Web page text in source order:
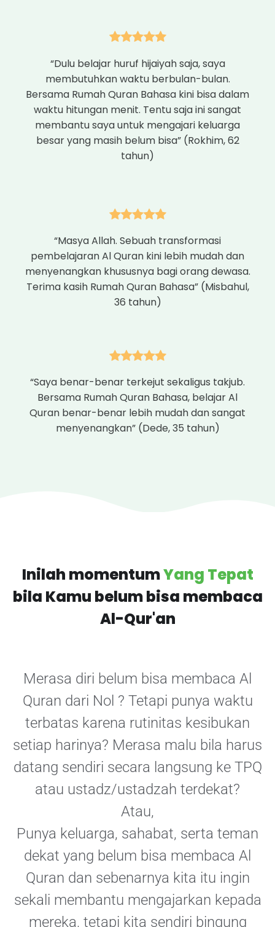
“Dulu belajar huruf hijaiyah saja, saya
membutuhkan waktu berbulan-bulan.
Bersama Rumah Quran Bahasa kini bisa dalam
waktu hitungan menit. Tentu saja ini sangat
membantu saya untuk mengajari keluarga
besar yang masih belum bisa” (Rokhim, 62
tahun)
“Masya Allah. Sebuah transformasi
pembelajaran Al Quran kini lebih mudah dan
menyenangkan khususnya bagi orang dewasa.
Terima kasih Rumah Quran Bahasa” (Misbahul,
36 tahun)
“Saya benar-benar terkejut sekaligus takjub.
Bersama Rumah Quran Bahasa, belajar Al
Quran benar-benar lebih mudah dan sangat
menyenangkan” (Dede, 35 tahun)
Inilah momentumYang Tepat
bila Kamu belum bisa membaca
Al-Qur'an
Merasa diri belum bisa membaca Al
Quran dari Nol ? Tetapi punya waktu
terbatas karena rutinitas kesibukan
setiap harinya? Merasa malu bila harus
datang sendiri secara langsung ke TPQ
atau ustadz/ustadzah terdekat?
Atau,
Punya keluarga, sahabat, serta teman
dekat yang belum bisa membaca Al
Quran dan sebenarnya kita itu ingin
sekali membantu mengajarkan kepada
mereka, tetapi kita sendiri bingung